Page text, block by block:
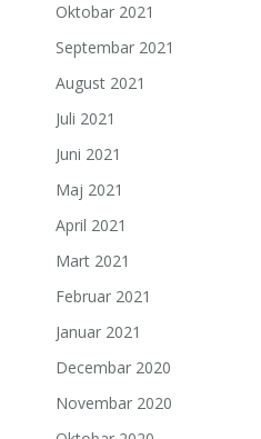
Oktobar 2021
Septembar 2021
August 2021
Juli 2021
Juni 2021
Maj 2021
April 2021
Mart 2021
Februar 2021
Januar 2021
Decembar 2020
Novembar 2020